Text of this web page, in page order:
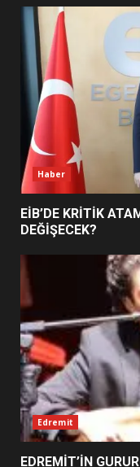
6
7
Haber
EİB’DE KRİTİK
DEĞİŞECEK?
Edremit
EDREMİT’İN